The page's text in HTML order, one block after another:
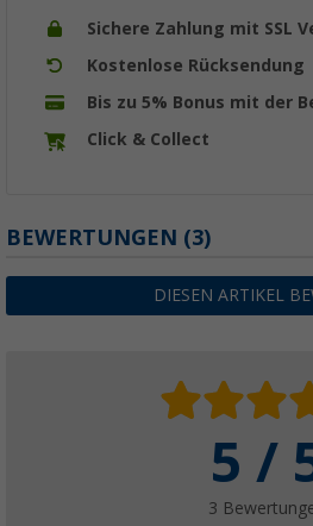
Sichere Zahlung mit SSL
Kostenlose Rücksendung
Bis zu 5% Bonus mit der
Click & Collect
BEWERTUNGEN (3)
DIESEN ARTIKEL
5 /
3